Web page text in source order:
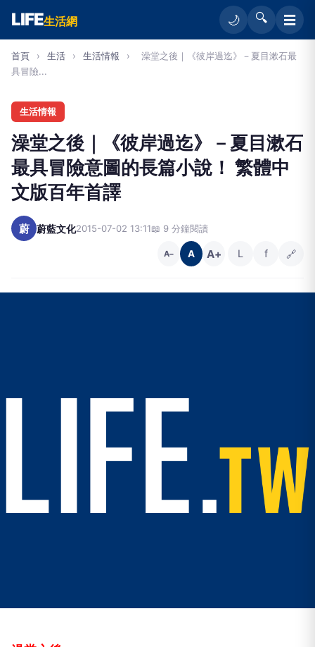
LIFE生活網 🌙 🔍 ☰
首頁 › 生活 › 生活情報 ›
澡堂之後｜《彼岸過迄》－夏目漱石最
具冒險...
生活情報
澡堂之後｜《彼岸過迄》－夏目漱石
最具冒險意圖的長篇小說！ 繁體中
文版百年首譯
蔚 蔚藍文化2015-07-02 13:11📖 9 分鐘閱讀
A− A A+ L f 🔗